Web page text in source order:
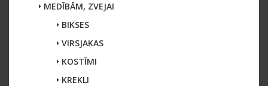
MEDĪBĀM, ZVEJAI
BIKSES
VIRSJAKAS
KOSTĪMI
KREKLI